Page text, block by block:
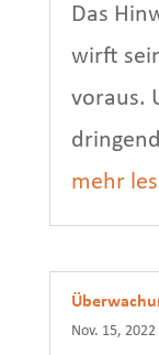
Das
wirft
voraus.
mehr
Nov. 15, 2022